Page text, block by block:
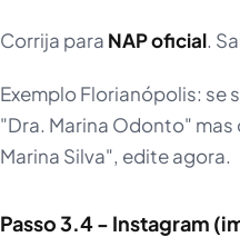
Corrija para NAP oficial.
Exemplo Florianópolis: se
"Dra. Marina Odonto"
Marina Silva", edite agora.
Passo 3.4 - Instagram